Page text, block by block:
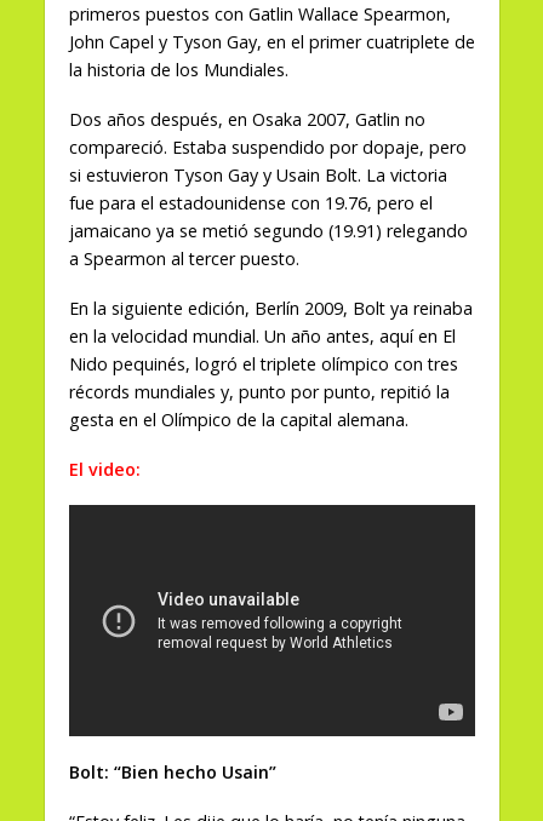
primeros puestos con Gatlin Wallace Spearmon,
John Capel y Tyson Gay, en el primer cuatriplete de
la historia de los Mundiales.
Dos años después, en Osaka 2007, Gatlin no
compareció. Estaba suspendido por dopaje, pero
si estuvieron Tyson Gay y Usain Bolt. La victoria
fue para el estadounidense con 19.76, pero el
jamaicano ya se metió segundo (19.91) relegando
a Spearmon al tercer puesto.
En la siguiente edición, Berlín 2009, Bolt ya reinaba
en la velocidad mundial. Un año antes, aquí en El
Nido pequinés, logró el triplete olímpico con tres
récords mundiales y, punto por punto, repitió la
gesta en el Olímpico de la capital alemana.
El video:
Bolt: “Bien hecho Usain”